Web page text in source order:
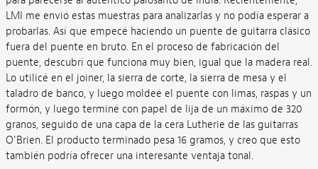
LMI me envió estas muestras para analizarlas y no podía esperar a
probarlas. Así que empecé haciendo un puente de guitarra clásico
fuera del puente en bruto. En el proceso de fabricación del
puente, descubrí que funciona muy bien, igual que la madera real.
Lo utilicé en el joiner, la sierra de corte, la sierra de mesa y el
taladro de banco, y luego moldeé el puente con limas, raspas y un
formón, y luego terminé con papel de lija de un máximo de 320
granos, seguido de una capa de la cera Lutherie de las guitarras
O'Brien. El producto terminado pesa 16 gramos, y creo que esto
también podría ofrecer una interesante ventaja tonal.